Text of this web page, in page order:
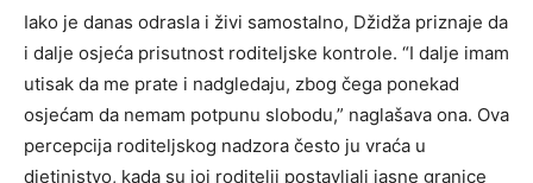
Iako je danas odrasla i živi samostalno, Džidža priznaje da
i dalje osjeća prisutnost roditeljske kontrole. “I dalje imam
utisak da me prate i nadgledaju, zbog čega ponekad
osjećam da nemam potpunu slobodu,” naglašava ona. Ova
percepcija roditeljskog nadzora često ju vraća u
djetinjstvo, kada su joj roditelji postavljali jasne granice